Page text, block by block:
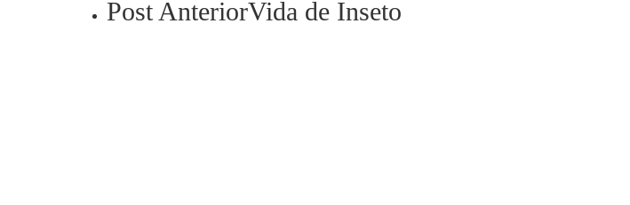
Post AnteriorVida de Inseto